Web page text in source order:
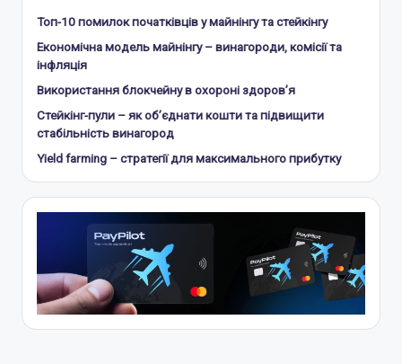
Топ-10 помилок початківців у майнінгу та стейкінгу
Економічна модель майнінгу – винагороди, комісії та
інфляція
Використання блокчейну в охороні здоров’я
Стейкінг-пули – як об’єднати кошти та підвищити
стабільність винагород
Yield farming – стратегії для максимального прибутку